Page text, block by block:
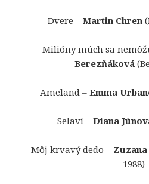
Dvere – Martin Chren
Milióny múch sa
Berezňáková
Ameland – Emma
Selaví – Diana
Môj krvavý dedo –
1988)